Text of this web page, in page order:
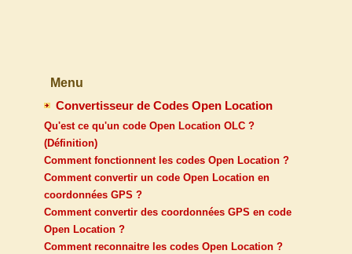
Menu
Convertisseur de Codes Open Location
Qu'est ce qu'un code Open Location OLC ?
(Définition)
Comment fonctionnent les codes Open Location ?
Comment convertir un code Open Location en
coordonnées GPS ?
Comment convertir des coordonnées GPS en code
Open Location ?
Comment reconnaitre les codes Open Location ?